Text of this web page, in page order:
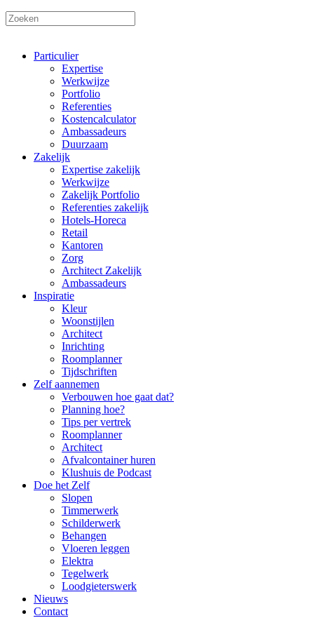
Particulier
Expertise
Werkwijze
Portfolio
Referenties
Kostencalculator
Ambassadeurs
Duurzaam
Zakelijk
Expertise zakelijk
Werkwijze
Zakelijk Portfolio
Referenties zakelijk
Hotels-Horeca
Retail
Kantoren
Zorg
Architect Zakelijk
Ambassadeurs
Inspiratie
Kleur
Woonstijlen
Architect
Inrichting
Roomplanner
Tijdschriften
Zelf aannemen
Verbouwen hoe gaat dat?
Planning hoe?
Tips per vertrek
Roomplanner
Architect
Afvalcontainer huren
Klushuis de Podcast
Doe het Zelf
Slopen
Timmerwerk
Schilderwerk
Behangen
Vloeren leggen
Elektra
Tegelwerk
Loodgieterswerk
Nieuws
Contact